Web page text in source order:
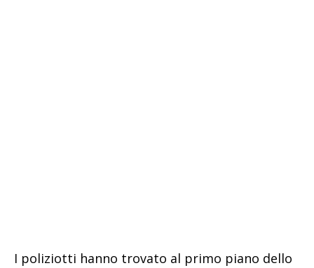
I poliziotti hanno trovato al primo piano dello